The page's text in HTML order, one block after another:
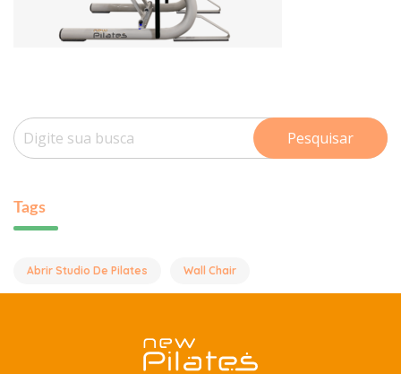
Pesquisar
Tags
Abrir Studio De Pilates Wall Chair